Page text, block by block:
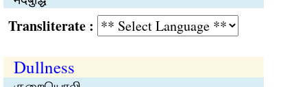
:
Dullness